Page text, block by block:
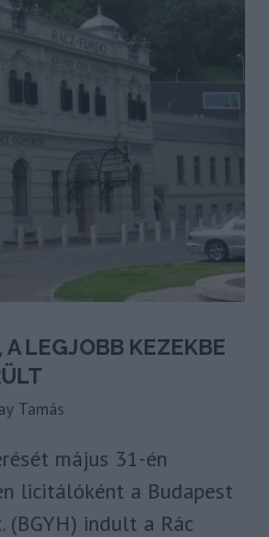
A LEGJOBB KEZEKBE
Tamás
május 31-én
licitálóként a Budapest
indult a Rác